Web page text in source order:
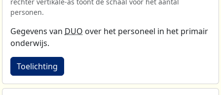
personen.
Gegevens van DUO over het personeel in het primair
onderwijs.
Toelichting